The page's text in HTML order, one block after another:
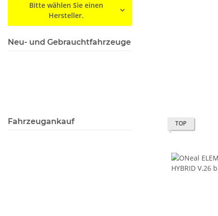
TOP
Bitte wählen Sie einen
Hersteller.
Neu- und Gebrauchtfahrzeuge
Fahrzeugankauf